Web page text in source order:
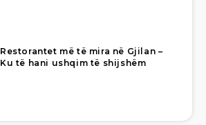
Restorantet më të mira në Gjilan –
Ku të hani ushqim të shijshëm